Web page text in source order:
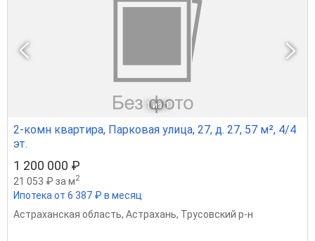
1 из 1
2-комн квартира, Парковая улица, 27, д. 27, 57 м², 4/4
эт.
1 200 000 ₽
21 053 ₽ за м2
Ипотека от 6 387 ₽ в месяц
Астраханская область, Астрахань, Трусовский р-н